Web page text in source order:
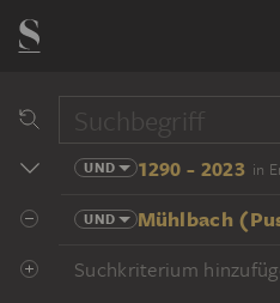
UND 1290 - 2023 in
UND Mühlbach
Suchkriterium